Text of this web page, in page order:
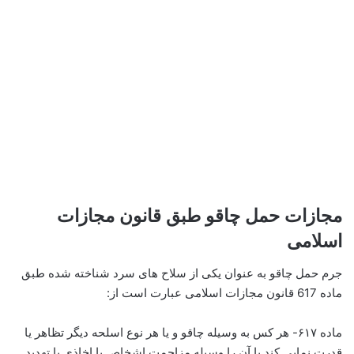
مجازات حمل چاقو طبق قانون مجازات
اسلامی
جرم حمل چاقو به عنوان یکی از سلاح های سرد شناخته شده طبق
ماده 617 قانون مجازات اسلامی عبارت است از:
ماده ۶۱۷- هر کس به وسیله چاقو و یا هر نوع اسلحه دیگر تظاهر یا